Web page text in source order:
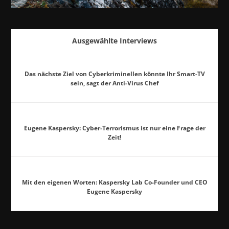
Ausgewählte Interviews
Das nächste Ziel von Cyberkriminellen könnte Ihr Smart-TV
sein, sagt der Anti-Virus Chef
Eugene Kaspersky: Cyber-Terrorismus ist nur eine Frage der
Zeit!
Mit den eigenen Worten: Kaspersky Lab Co-Founder und CEO
Eugene Kaspersky